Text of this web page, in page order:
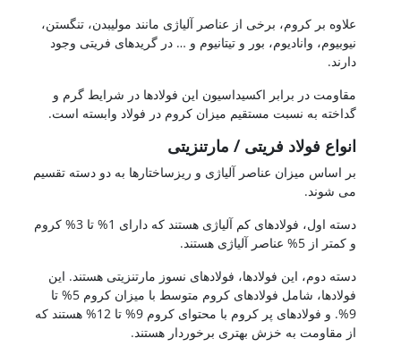
علاوه بر کروم، برخی از عناصر آلیاژی مانند مولیبدن، تنگستن،
نیوبیوم، وانادیوم، بور و تیتانیوم و … در گریدهای فریتی وجود
دارند.
مقاومت در برابر اکسیداسیون این فولادها در شرایط گرم و
گداخته به نسبت مستقیم میزان کروم در فولاد وابسته است.
انواع فولاد فریتی / مارتنزیتی
بر اساس میزان عناصر آلیاژی و ریزساختارها به دو دسته تقسیم
می شوند.
دسته اول، فولادهای کم آلیاژی هستند که دارای 1% تا 3% کروم
و کمتر از 5% عناصر آلیاژی هستند.
دسته دوم، این فولادها، فولادهای نسوز مارتنزیتی هستند. این
فولادها، شامل فولادهای کروم متوسط با میزان کروم 5% تا
9%. و فولادهای پر کروم با محتوای کروم 9% تا 12% هستند که
از مقاومت به خزش بهتری برخوردار هستند.